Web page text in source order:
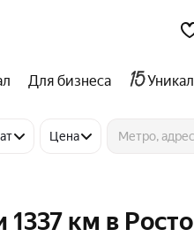
Для бизнеса
Цена
км в